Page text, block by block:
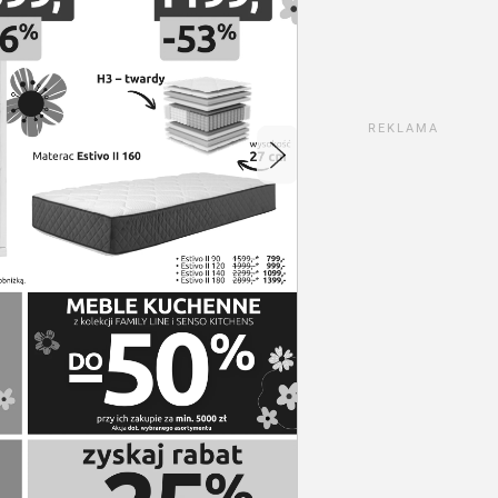
REKLAMA